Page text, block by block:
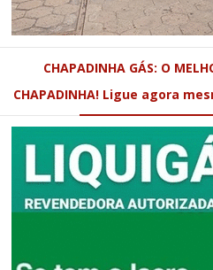
CHAPADINHA GÁS: O
CHAPADINHA! Ligue agora